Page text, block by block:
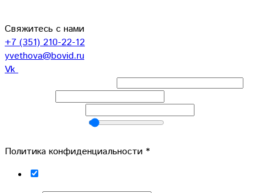
Свяжитесь с нами
+7 (351) 210-22-12
yvethova@bovid.ru
Vk
Политика конфиденциальности *